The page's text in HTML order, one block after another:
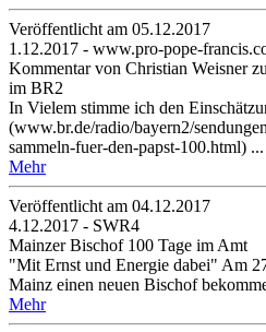
Veröffentlicht am 05­.12.2017
1.12.2017 - www.pro-pope-
Kommentar von Christian Weisner
im BR2
In Vielem stimme ich den
(www.br.de/radio/bayern2/
sammeln-fuer-den-papst-100.html) ...
Mehr
Veröffentlicht am 04­.12.2017
4.12.2017 - SWR4
Mainzer Bischof 100 Tage im Amt
"Mit Ernst und Energie dabei" Am
Mainz einen neuen Bischof
Mehr